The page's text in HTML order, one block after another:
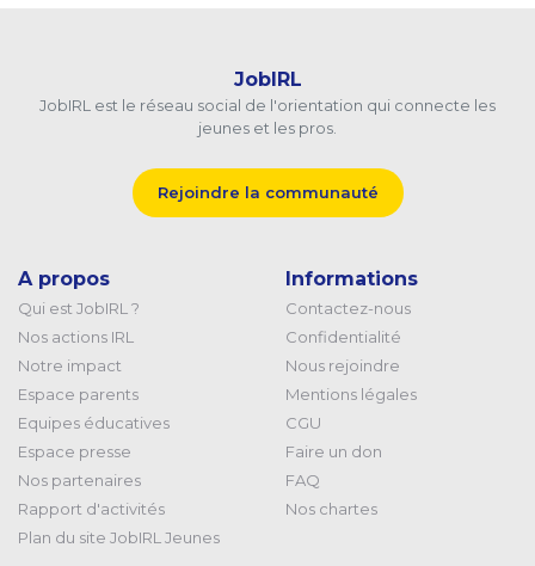
JobIRL
JobIRL est le réseau social de l'orientation qui connecte les
jeunes et les pros.
Rejoindre la communauté
A propos
Qui est JobIRL ?
Nos actions IRL
Notre impact
Espace parents
Equipes éducatives
Espace presse
Nos partenaires
Rapport d'activités
Plan du site JobIRL Jeunes
Informations
Contactez-nous
Confidentialité
Nous rejoindre
Mentions légales
CGU
Faire un don
FAQ
Nos chartes